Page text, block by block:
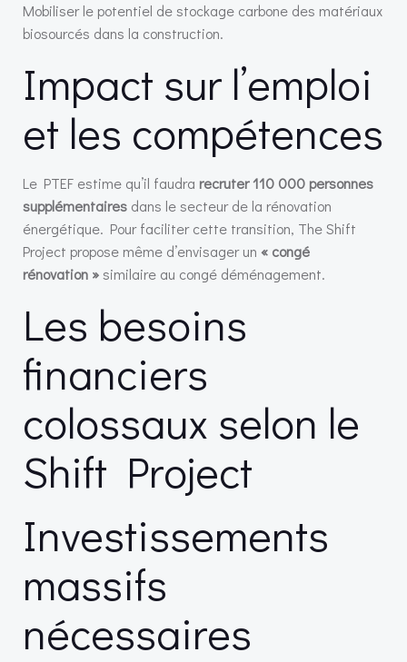
Mobiliser le potentiel de stockage carbone des matériaux
biosourcés dans la construction.
Impact sur l’emploi
et les compétences
Le PTEF estime qu’il faudra recruter 110 000 personnes
supplémentaires dans le secteur de la rénovation
énergétique. Pour faciliter cette transition, The Shift
Project propose même d’envisager un « congé
rénovation »similaire au congé déménagement.
Les besoins
financiers
colossaux selon le
Shift Project
Investissements
massifs
nécessaires